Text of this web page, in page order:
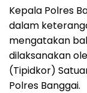
Kepala Polres
dalam
mengatakan
dilaksanakan
(Tipidkor)
Polres Banggai.